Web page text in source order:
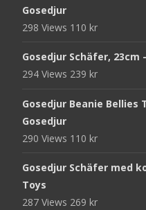
Gosedjur
298 Views 110 kr
Gosedjur Schäfer, 23cm
294 Views 239 kr
Gosedjur Beanie Bellies
Gosedjur
290 Views 110 kr
Gosedjur Schäfer med
Toys
287 Views 269 kr